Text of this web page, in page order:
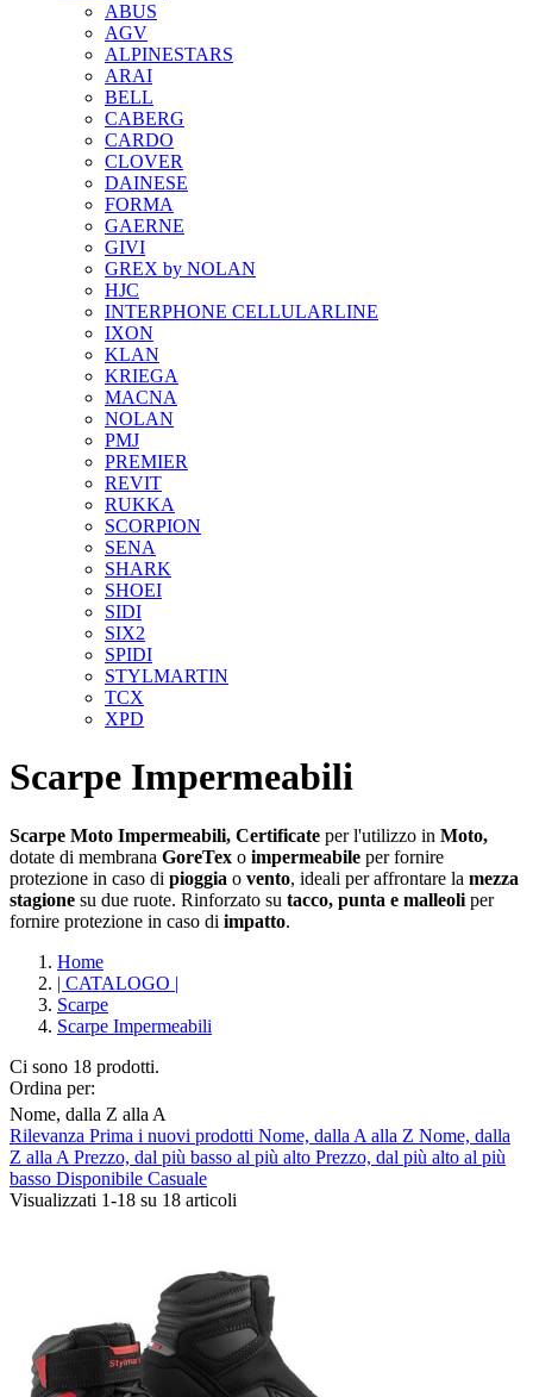
ABUS
AGV
ALPINESTARS
ARAI
BELL
CABERG
CARDO
CLOVER
DAINESE
FORMA
GAERNE
GIVI
GREX by NOLAN
HJC
INTERPHONE CELLULARLINE
IXON
KLAN
KRIEGA
MACNA
NOLAN
PMJ
PREMIER
REVIT
RUKKA
SCORPION
SENA
SHARK
SHOEI
SIDI
SIX2
SPIDI
STYLMARTIN
TCX
XPD
Scarpe Impermeabili
Scarpe Moto Impermeabili, Certificate per l'utilizzo in Moto,
dotate di membrana GoreTex o impermeabile per fornire
protezione in caso di pioggia o vento, ideali per affrontare la mezza
stagione su due ruote. Rinforzato su tacco, punta e malleoli per
fornire protezione in caso di impatto.
Home
| CATALOGO |
Scarpe
Scarpe Impermeabili
Cancella filtri
Composizione
ABUS
0
AGV 0
ALPINESTARS
6
Ci sono 18 prodotti.
Ordina per:
Nome, dalla Z alla A
Rilevanza Prima i nuovi prodotti Nome, dalla A alla Z Nome, dalla
Z alla A Prezzo, dal più basso al più alto Prezzo, dal più alto al più
basso Disponibile Casuale
Visualizzati 1-18 su 18 articoli